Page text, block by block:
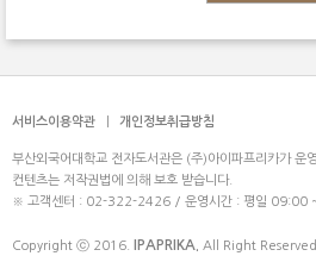
서비스이용약관 개인정보취급방침
부산외국어대학교 전자도서관은 (주)아이파프리카가 운
컨텐츠는 저작권법에 의해 보호 받습니다.
※ 고객센터 : 02-322-2426 / 운영시간 : 평일 09:00
Copyright ⓒ 2016. IPAPRIKA. All Right Reserved.